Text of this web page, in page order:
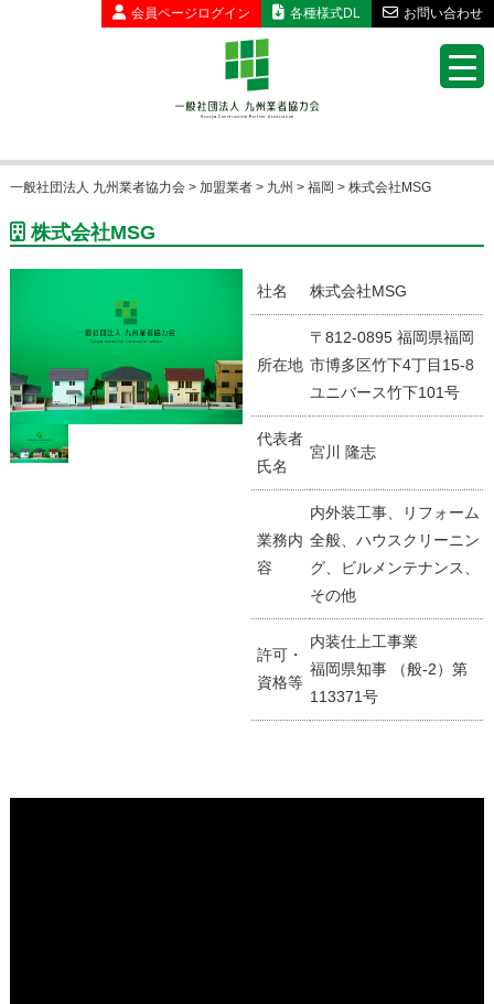
会員ページ ログイン 各種様式DL お問い合わせ
一般社団法人 九州業者協力会> 加盟業者> 九州 > 福岡 > 株式会社MSG
株式会社MSG
社名 株式会社MSG
所在地
〒812-0895 福岡県福岡
市博多区竹下4丁目15-8
ユニバース竹下101号
代表者
氏名
宮川 隆志
業務内
容
内外装工事、リフォーム
全般、ハウスクリーニン
グ、ビルメンテナンス、
その他
許可・
資格等
内装仕上工事業
福岡県知事 （般-2）第
113371号